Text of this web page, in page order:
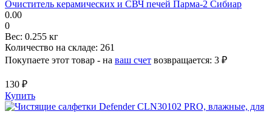
Очиститель керамических и СВЧ печей Парма-2 Сибиар
0.00
0
Вес: 0.255 кг
Количество на складе: 261
Покупаете этот товар - на ваш счет возвращается: 3 ₽
130 ₽
Купить